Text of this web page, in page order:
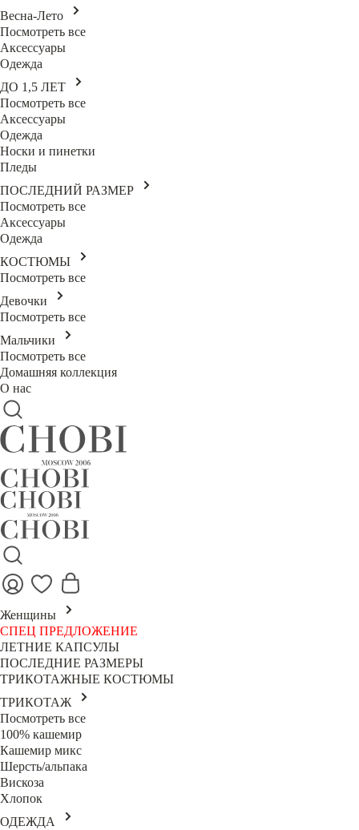
Весна-Лето
Посмотреть все
Аксессуары
Одежда
ДО 1,5 ЛЕТ
Посмотреть все
Аксессуары
Одежда
Носки и пинетки
Пледы
ПОСЛЕДНИЙ РАЗМЕР
Посмотреть все
Аксессуары
Одежда
КОСТЮМЫ
Посмотреть все
Девочки
Посмотреть все
Мальчики
Посмотреть все
Домашняя коллекция
О нас
Женщины
СПЕЦ ПРЕДЛОЖЕНИЕ
ЛЕТНИЕ КАПСУЛЫ
ПОСЛЕДНИЕ РАЗМЕРЫ
ТРИКОТАЖНЫЕ КОСТЮМЫ
ТРИКОТАЖ
Посмотреть все
100% кашемир
Кашемир микс
Шерсть/альпака
Вискоза
Хлопок
ОДЕЖДА